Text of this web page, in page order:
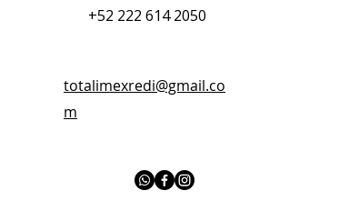
+52 222 614 2050
totalimexredi@gmail.co
m